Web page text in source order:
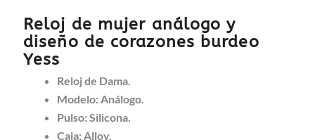
Reloj de mujer análogo y
diseño de corazones burdeo
Yess
Reloj de Dama.
Modelo: Análogo.
Pulso: Silicona.
Caja: Alloy.